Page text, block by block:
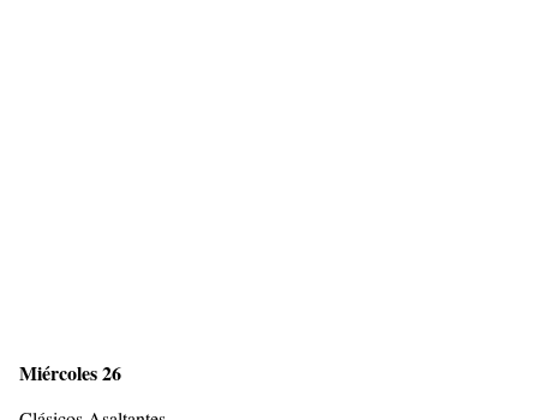
Miércoles 26